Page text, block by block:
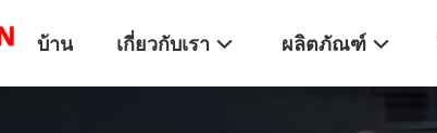
บ้าน เกี่ยวกับเรา ผลิตภัณฑ์